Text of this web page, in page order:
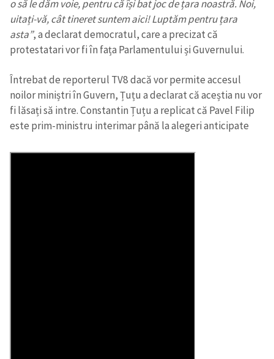
o să le dăm voie, pentru că își bat joc de țara noastră. Noi,
uitați-vă, cât tineret suntem aici! Luptăm pentru țara
asta”, a declarat democratul, care a precizat că
protestatari vor fi în fața Parlamentului și Guvernului.
Întrebat de reporterul TV8 dacă vor permite accesul
noilor miniștri în Guvern, Țuțu a declarat că aceștia nu vor
fi lăsați să intre. Constantin Țuțu a replicat că Pavel Filip
este prim-ministru interimar până la alegeri anticipate